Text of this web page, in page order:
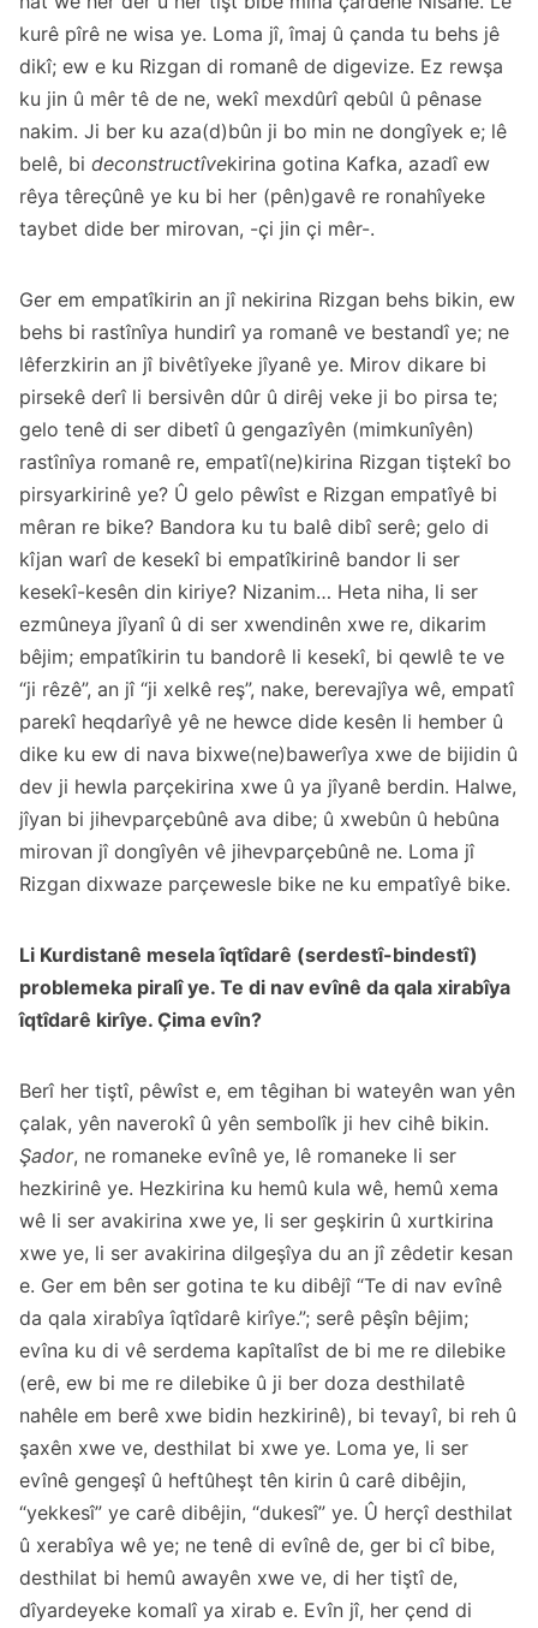
kurê pîrê ne wisa ye. Loma jî, îmaj û çanda tu behs jê
dikî; ew e ku Rizgan di romanê de digevize. Ez rewşa
ku jin û mêr tê de ne, wekî mexdûrî qebûl û pênase
nakim. Ji ber ku aza(d)bûn ji bo min ne dongîyek e; lê
belê, bi deconstructîvekirina gotina Kafka, azadî ew
rêya têreçûnê ye ku bi her (pên)gavê re ronahîyeke
taybet dide ber mirovan, -çi jin çi mêr-.
Ger em empatîkirin an jî nekirina Rizgan behs bikin, ew
behs bi rastînîya hundirî ya romanê ve bestandî ye; ne
lêferzkirin an jî bivêtîyeke jîyanê ye. Mirov dikare bi
pirsekê derî li bersivên dûr û dirêj veke ji bo pirsa te;
gelo tenê di ser dibetî û gengazîyên (mimkunîyên)
rastînîya romanê re, empatî(ne)kirina Rizgan tiştekî bo
pirsyarkirinê ye? Û gelo pêwîst e Rizgan empatîyê bi
mêran re bike? Bandora ku tu balê dibî serê; gelo di
kîjan warî de kesekî bi empatîkirinê bandor li ser
kesekî-kesên din kiriye? Nizanim… Heta niha, li ser
ezmûneya jîyanî û di ser xwendinên xwe re, dikarim
bêjim; empatîkirin tu bandorê li kesekî, bi qewlê te ve
“ji rêzê”, an jî “ji xelkê reş”, nake, berevajîya wê, empatî
parekî heqdarîyê yê ne hewce dide kesên li hember û
dike ku ew di nava bixwe(ne)bawerîya xwe de bijidin û
dev ji hewla parçekirina xwe û ya jîyanê berdin. Halwe,
jîyan bi jihevparçebûnê ava dibe; û xwebûn û hebûna
mirovan jî dongîyên vê jihevparçebûnê ne. Loma jî
Rizgan dixwaze parçewesle bike ne ku empatîyê bike.
Li Kurdistanê mesela îqtîdarê (serdestî-bindestî)
problemeka piralî ye. Te di nav evînê da qala xirabîya
îqtîdarê kirîye. Çima evîn?
Berî her tiştî, pêwîst e, em têgihan bi wateyên wan yên
çalak, yên naverokî û yên sembolîk ji hev cihê bikin.
Şador, ne romaneke evînê ye, lê romaneke li ser
hezkirinê ye. Hezkirina ku hemû kula wê, hemû xema
wê li ser avakirina xwe ye, li ser geşkirin û xurtkirina
xwe ye, li ser avakirina dilgeşîya du an jî zêdetir kesan
e. Ger em bên ser gotina te ku dibêjî “Te di nav evînê
da qala xirabîya îqtîdarê kirîye.”; serê pêşîn bêjim;
evîna ku di vê serdema kapîtalîst de bi me re dilebike
(erê, ew bi me re dilebike û ji ber doza desthilatê
nahêle em berê xwe bidin hezkirinê), bi tevayî, bi reh û
şaxên xwe ve, desthilat bi xwe ye. Loma ye, li ser
evînê gengeşî û heftûheşt tên kirin û carê dibêjin,
“yekkesî” ye carê dibêjin, “dukesî” ye. Û herçî desthilat
û xerabîya wê ye; ne tenê di evînê de, ger bi cî bibe,
desthilat bi hemû awayên xwe ve, di her tiştî de,
dîyardeyeke komalî ya xirab e. Evîn jî, her çend di